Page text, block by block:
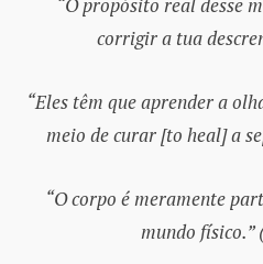
corrigir a tua
“Eles têm que aprender a
meio de curar [to heal] a
“O corpo é meramente
mundo físico.”